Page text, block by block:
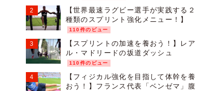
【世界最速ラグビー選手が実践する２
種類のスプリント強化メニュー！】
110件のビュー
【スプリントの加速を養おう！】レア
ル・マドリードの坂道ダッシュ
110件のビュー
【フィジカル強化を目指して体幹を養
おう！】フランス代表「ベンゼマ」腹